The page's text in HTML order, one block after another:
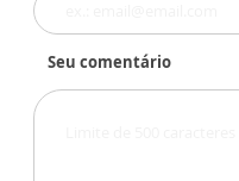
Seu comentário